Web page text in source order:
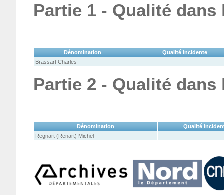
Partie 1 - Qualité
Dénomination
Qualité incidente
Brassart Charles
Partie 2 - Qualité
Dénomination
Qualité
Regnart (Renart) Michel